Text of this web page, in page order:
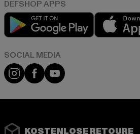
Play market
Instagram
FacebookYouTube
KOSTENLOSE RETOURE